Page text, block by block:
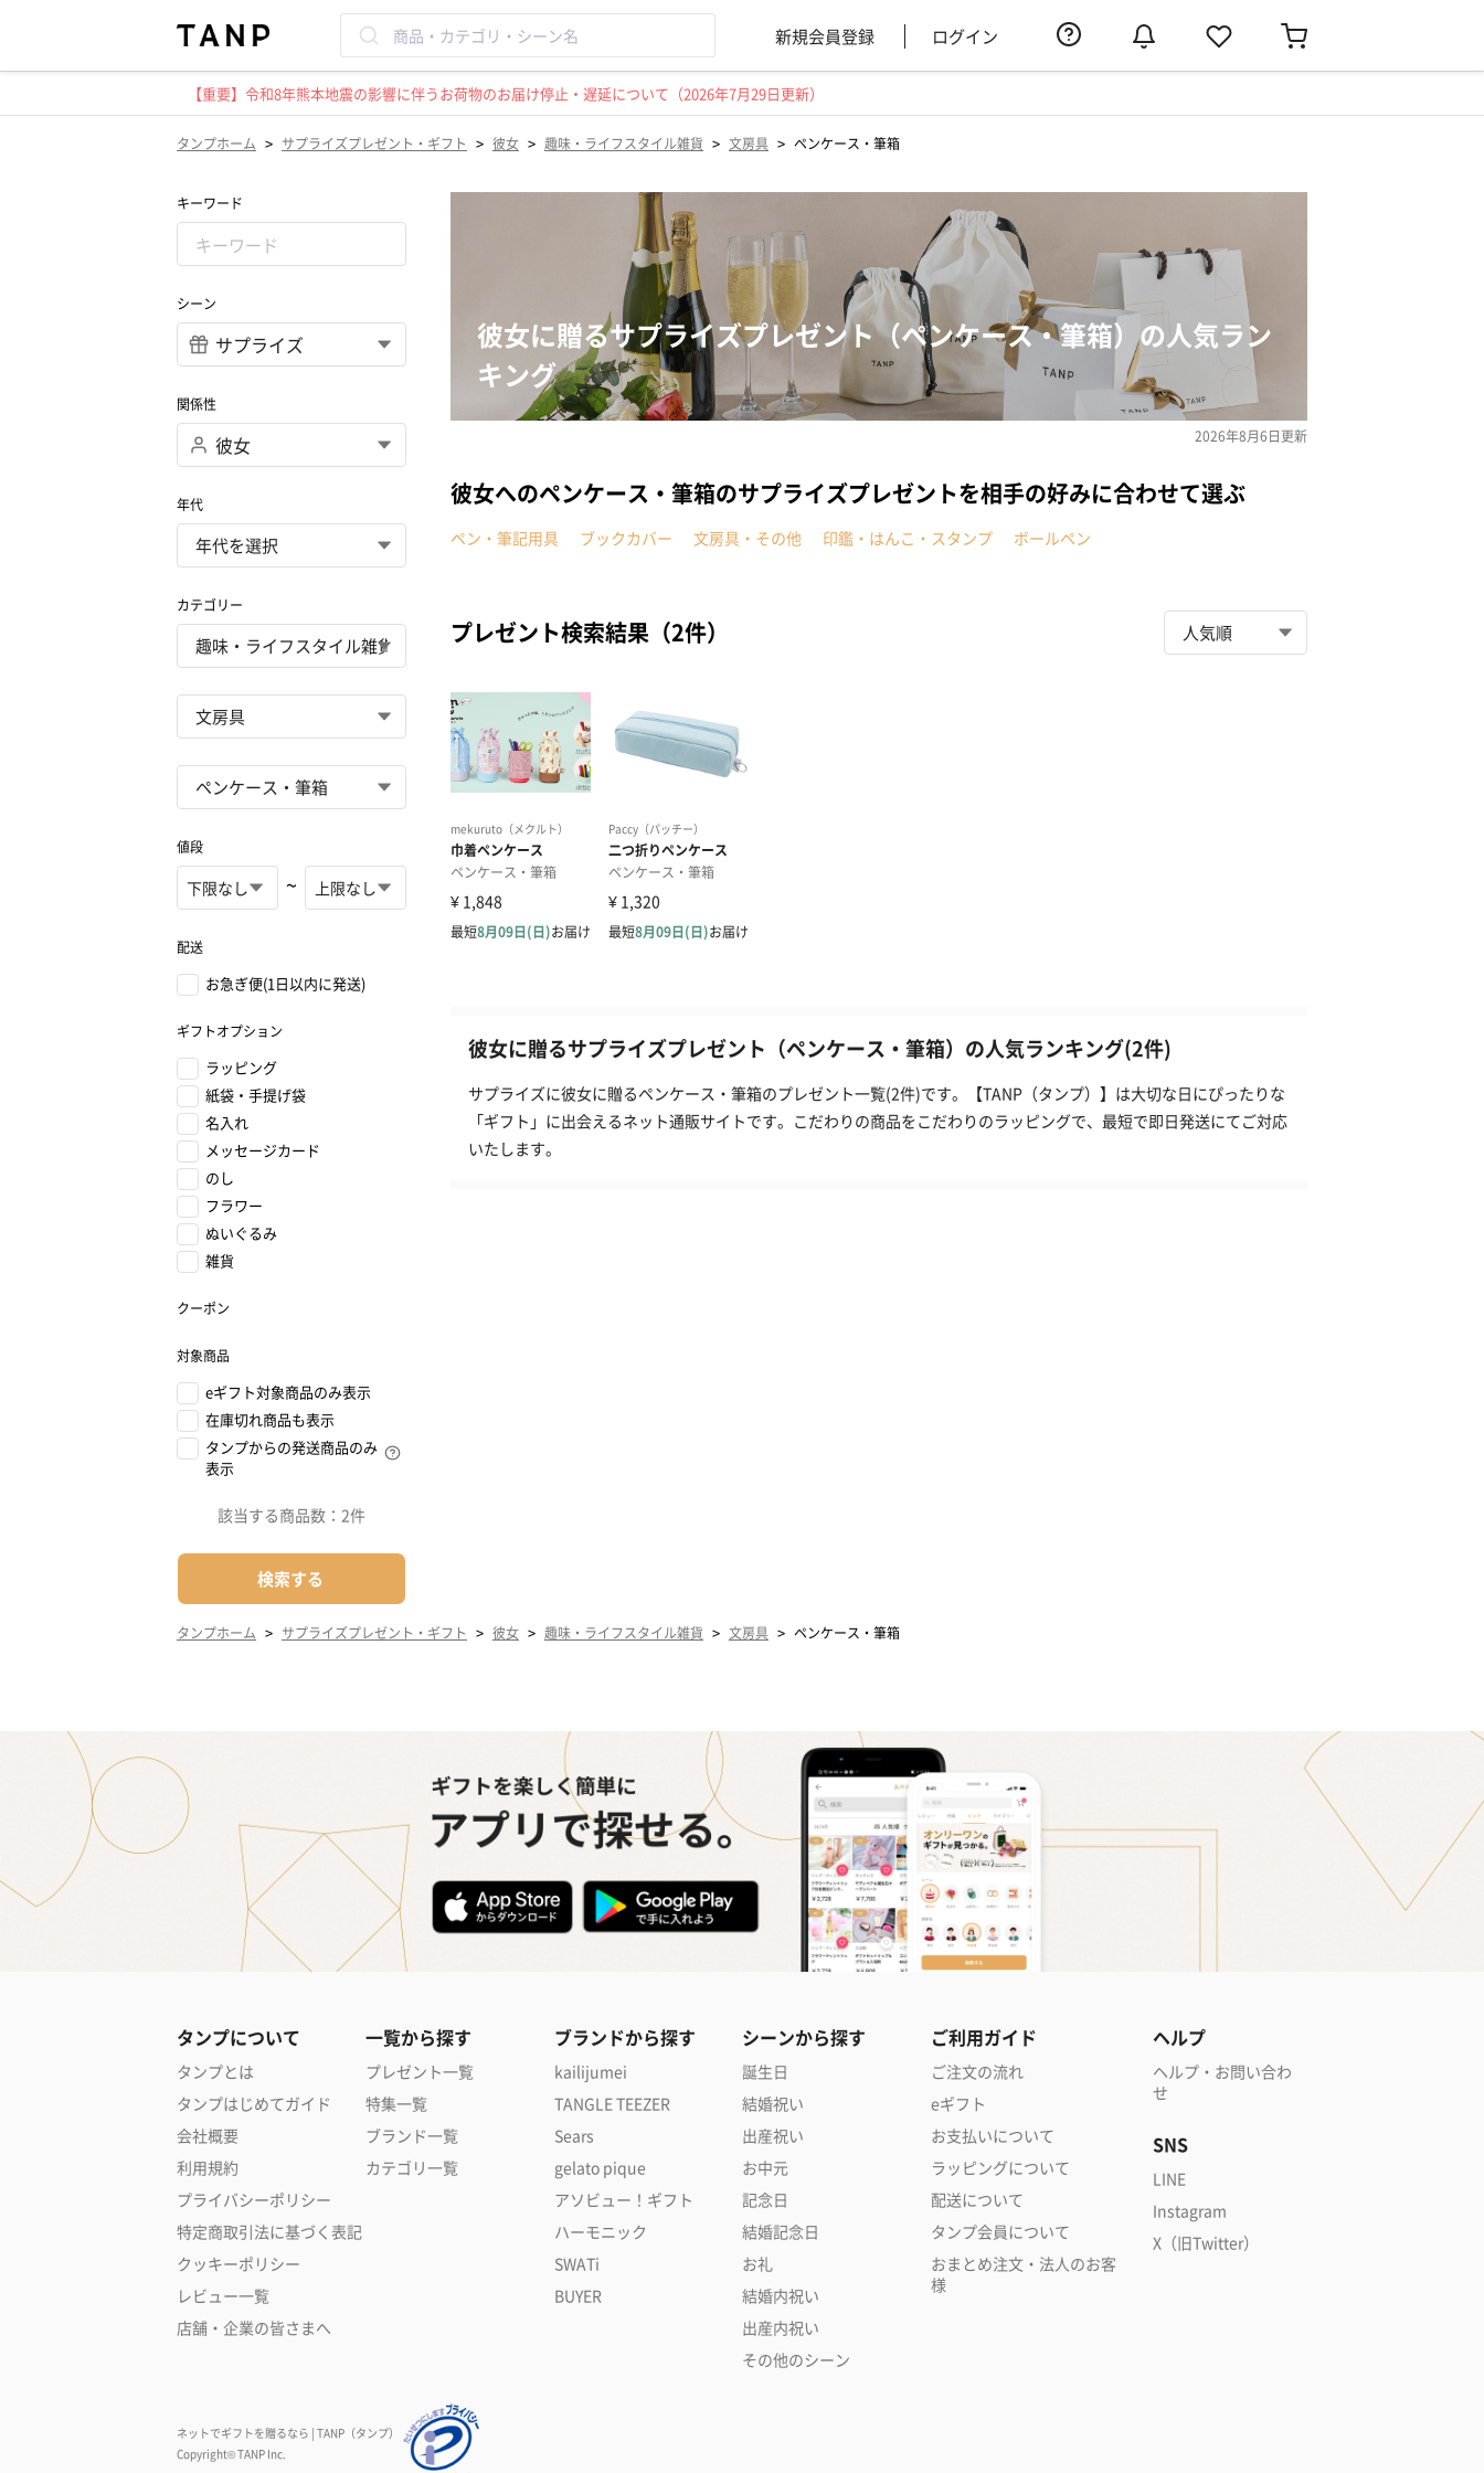
新規会員登録 ログイン
【重要】令和8年熊本地震の影響に伴うお荷物のお届け停止・遅延について（2026年7月29日更新）
タンプホーム > サプライズプレゼント・ギフト > 彼女 > 趣味・ライフスタイル雑貨 > 文房具 > ペンケース・筆箱
キーワード
シーン
関係性
年代
カテゴリー
値段
~
配送
お急ぎ便(1日以内に発送)
ギフトオプション
ラッピング
紙袋・手提げ袋
名入れ
メッセージカード
のし
フラワー
ぬいぐるみ
雑貨
クーポン
対象商品
eギフト対象商品のみ表示
在庫切れ商品も表示
タンプからの発送商品のみ
表示
該当する商品数： 2件
検索する
彼女に贈るサプライズプレゼント（ペンケース・筆箱）の人気ラン
キング
2026年8月6日更新
彼女へのペンケース・筆箱のサプライズプレゼントを相手の好みに合わせて選ぶ
ペン・筆記用具 ブックカバー 文房具・その他 印鑑・はんこ・スタンプ ボールペン
プレゼント検索結果（2件）
彼女に贈るサプライズプレゼント（ペンケース・筆箱）の人気ランキング(2件)
サプライズに彼女に贈るペンケース・筆箱のプレゼント一覧(2件)です。【TANP（タンプ）】は大切な日にぴったりな
「ギフト」に出会えるネット通販サイトです。こだわりの商品をこだわりのラッピングで、最短で即日発送にてご対応
いたします。
タンプホーム > サプライズプレゼント・ギフト > 彼女 > 趣味・ライフスタイル雑貨 > 文房具 > ペンケース・筆箱
タンプについて
タンプとは
タンプはじめてガイド
会社概要
利用規約
プライバシーポリシー
特定商取引法に基づく表記
クッキーポリシー
レビュー一覧
店舗・企業の皆さまへ
一覧から探す
プレゼント一覧
特集一覧
ブランド一覧
カテゴリ一覧
ブランドから探す
kailijumei
TANGLE TEEZER
Sears
gelato pique
アソビュー！ギフト
ハーモニック
SWATi
BUYER
シーンから探す
誕生日
結婚祝い
出産祝い
お中元
記念日
結婚記念日
お礼
結婚内祝い
出産内祝い
その他のシーン
ご利用ガイド
ご注文の流れ
eギフト
お支払いについて
ラッピングについて
配送について
タンプ会員について
おまとめ注文・法人のお客
様
ヘルプ
ヘルプ・お問い合わ
せ
SNS
LINE
Instagram
X（旧Twitter）
ネットでギフトを贈るなら | TANP（タンプ）
Copyright© TANP Inc.